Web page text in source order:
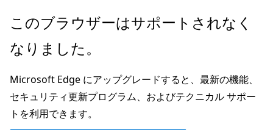
メ
ン
ン
テ
ン
ペ
ジ
ナ
ビ
ゲ
このブラウザーはサポートされなく
なりました。
Microsoft Edge にアップグレードすると、最新の機能、
セキュリティ更新プログラム、およびテクニカル サポー
トを利用できます。